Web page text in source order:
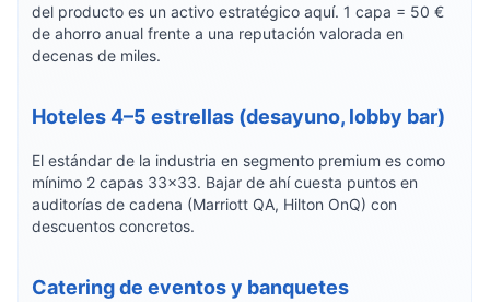
del producto es un activo estratégico aquí. 1 capa = 50 €
de ahorro anual frente a una reputación valorada en
decenas de miles.
Hoteles 4–5 estrellas (desayuno, lobby bar)
El estándar de la industria en segmento premium es como
mínimo 2 capas 33×33. Bajar de ahí cuesta puntos en
auditorías de cadena (Marriott QA, Hilton OnQ) con
descuentos concretos.
Catering de eventos y banquetes